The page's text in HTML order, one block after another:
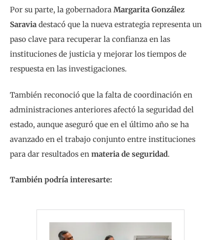
Por su parte, la gobernadora Margarita González
Saravia destacó que la nueva estrategia representa un
paso clave para recuperar la confianza en las
instituciones de justicia y mejorar los tiempos de
respuesta en las investigaciones.
También reconoció que la falta de coordinación en
administraciones anteriores afectó la seguridad del
estado, aunque aseguró que en el último año se ha
avanzado en el trabajo conjunto entre instituciones
para dar resultados en materia de seguridad.
También podría interesarte: